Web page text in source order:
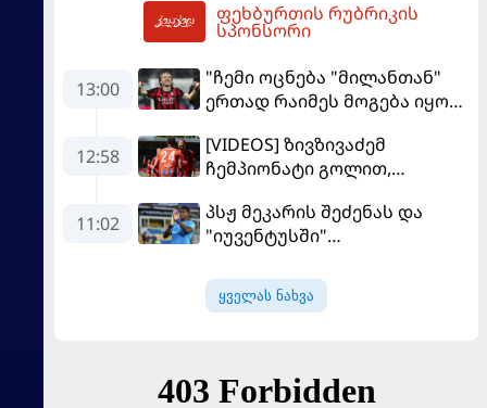
ფეხბურთის რუბრიკის
სპონსორი
13:00
"ჩემი ოცნება "მილანთან"
ერთად რაიმეს მოგება იყო" -
თავის მისიაზე ისაუბრა
12:58
[VIDEOS] ზივზივაძემ
ჩემპიონატი გოლით,
გამარჯვებით დაიწყო
11:02
პსჟ მეკარის შეძენას და
"იუვენტუსში"
ყველას ნახვა